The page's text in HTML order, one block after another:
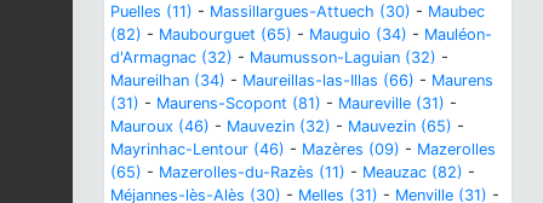
Puelles (11) - Massillargues-Attuech (30) - Maubec
(82) - Maubourguet (65) - Mauguio (34) - Mauléon-
d'Armagnac (32) - Maumusson-Laguian (32) -
Maureilhan (34) - Maureillas-las-Illas (66) - Maurens
(31) - Maurens-Scopont (81) - Maureville (31) -
Mauroux (46) - Mauvezin (32) - Mauvezin (65) -
Mayrinhac-Lentour (46) - Mazères (09) - Mazerolles
(65) - Mazerolles-du-Razès (11) - Meauzac (82) -
Méjannes-lès-Alès (30) - Melles (31) - Menville (31) -